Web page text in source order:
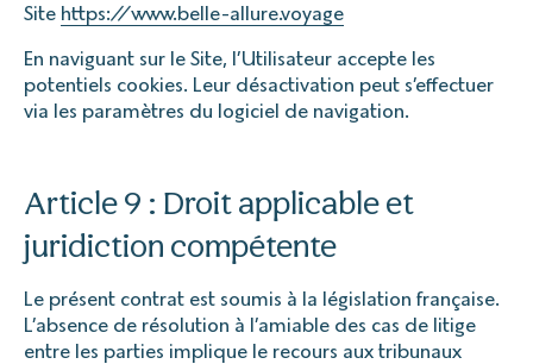
Site https://www.belle-allure.voyage
En naviguant sur le Site, l’Utilisateur accepte les
potentiels cookies. Leur désactivation peut s’effectuer
via les paramètres du logiciel de navigation.
Article 9 : Droit applicable et
juridiction compétente
Le présent contrat est soumis à la législation française.
L’absence de résolution à l’amiable des cas de litige
entre les parties implique le recours aux tribunaux